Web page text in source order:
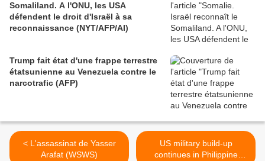
Somaliland. A l'ONU, les USA
défendent le droit d'Israël à sa
reconnaissance (NYT/AFP/AI)
Trump fait état d'une frappe terrestre
étatsunienne au Venezuela contre le
narcotrafic (AFP)
< L'assassinat de Yasser
Arafat (WSWS)
US military build-up
continues in Philippine